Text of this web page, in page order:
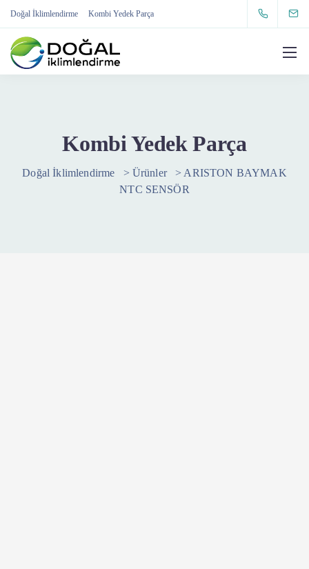
Doğal İklimlendirme Kombi Yedek Parça
Kombi Yedek Parça
Doğal İklimlendirme > Ürünler > ARISTON BAYMAK
NTC SENSÖR